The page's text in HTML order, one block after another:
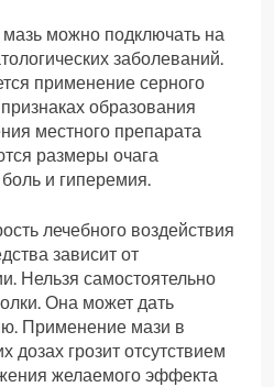
можно подключать на
заболеваний.
применение серного
образования
местного препарата
размеры очага
и гиперемия.
лечебного воздействия
зависит от
Нельзя самостоятельно
Она может дать
Применение мази в
дозах грозит отсутствием
желаемого эффекта